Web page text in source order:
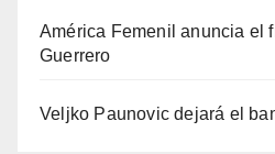
América Femenil anuncia el
Guerrero
Veljko Paunovic dejará el